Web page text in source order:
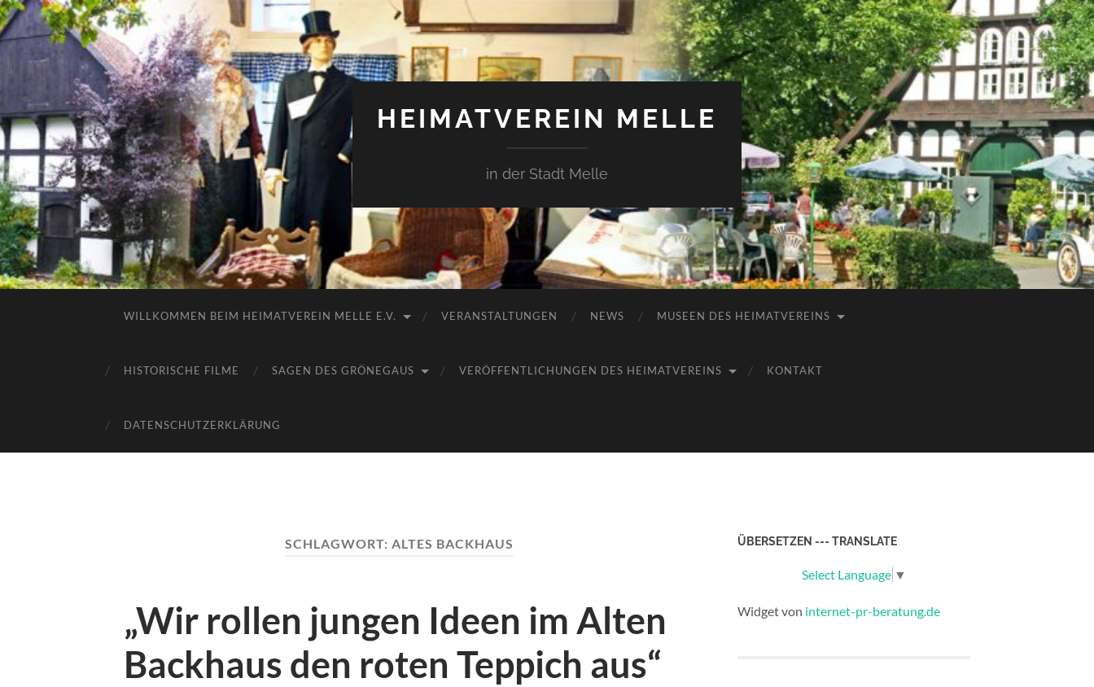
HEIMATVEREIN MELLE
in der Stadt Melle
WILLKOMMEN BEIM HEIMATVEREIN MELLE E.V. VERANSTALTUNGEN NEWS MUSEEN DES HEIMATVEREINS
HISTORISCHE FILME SAGEN DES GRÖNEGAUS VERÖFFENTLICHUNGEN DES HEIMATVEREINS KONTAKT
DATENSCHUTZERKLÄRUNG
SCHLAGWORT: ALTES BACKHAUS
„Wir rollen jungen Ideen im Alten
Backhaus den roten Teppich aus“
ÜBERSETZEN --- TRANSLATE
Select Language ▼
Widget von internet-pr-beratung.de